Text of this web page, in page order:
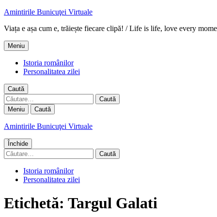
Amintirile Bunicuţei Virtuale
Viața e așa cum e, trăiește fiecare clipă! / Life is life, love every
Meniu
Istoria românilor
Personalitatea zilei
Caută
Caută
după:
Meniu Caută
Amintirile Bunicuţei Virtuale
Închide
Caută
după:
Istoria românilor
Personalitatea zilei
Etichetă: Targul Galati